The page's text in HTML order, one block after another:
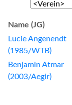
Name (JG)
Lucie Angenendt
(1985/WTB)
Benjamin Atmar
(2003/Aegir)